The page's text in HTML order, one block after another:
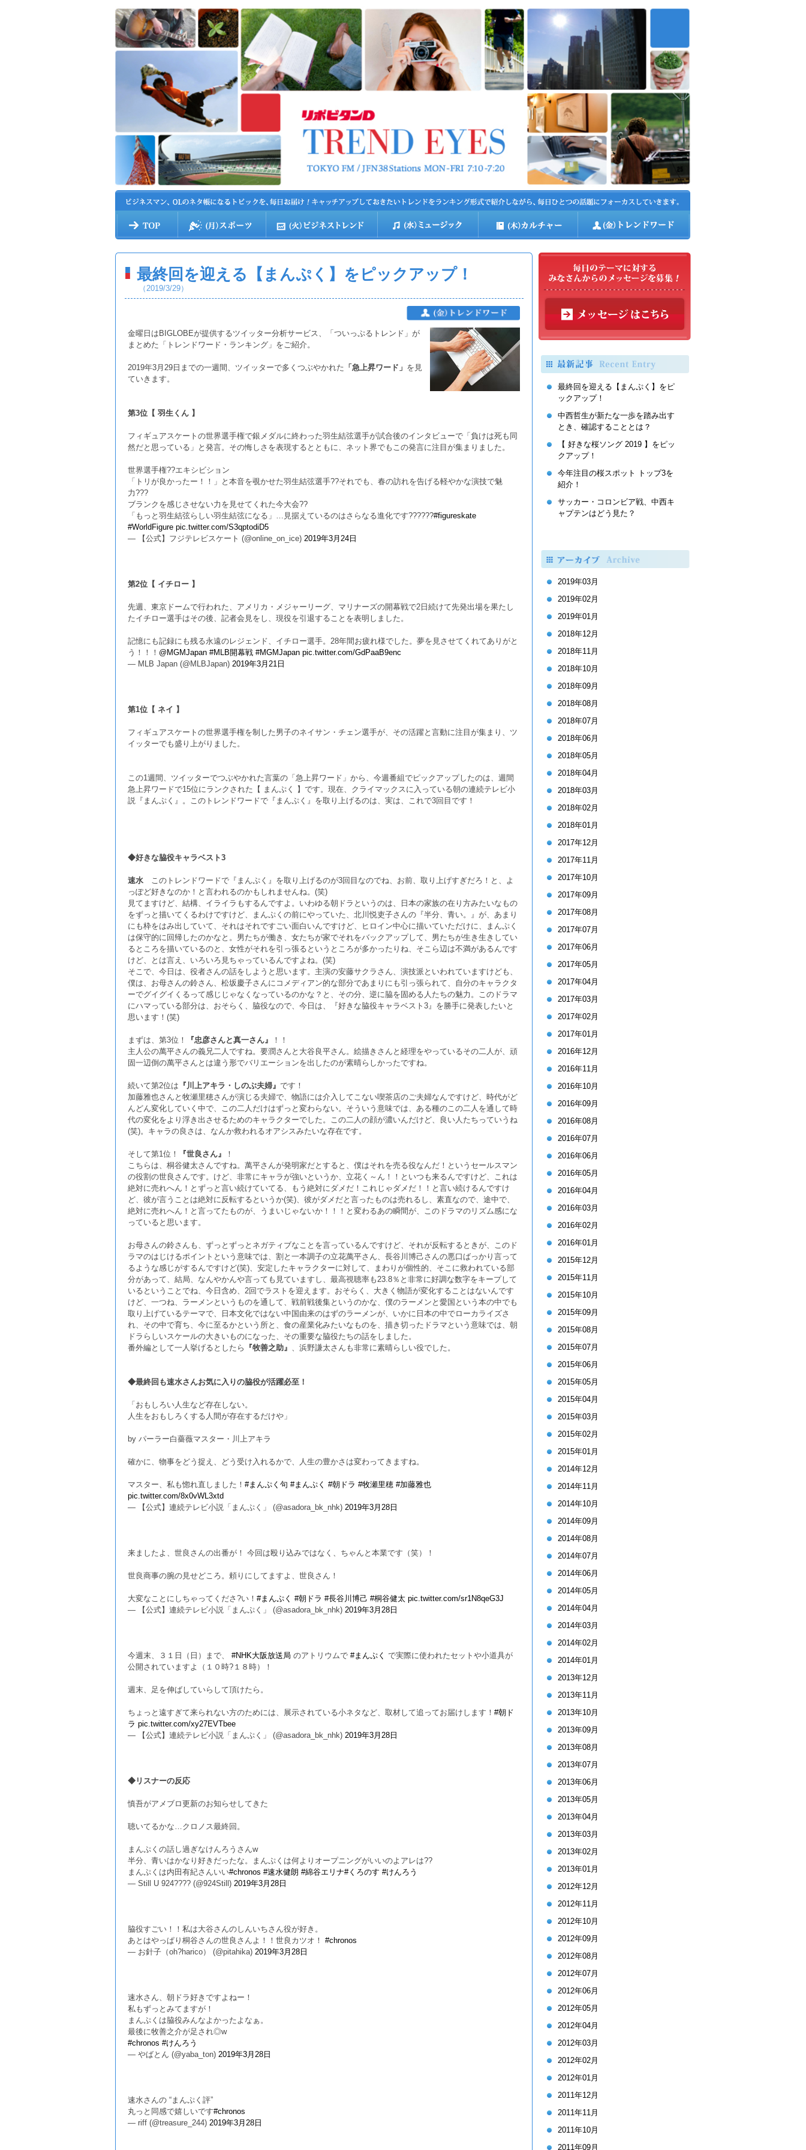
最終回を迎える【まんぷく】をピックアップ！
（2019/3/29）
金曜日はBIGLOBEが提供するツイッター分析サービス、「ついっぷるトレンド」が
まとめた「トレンドワード・ランキング」をご紹介。
2019年3月29日までの一週間、ツイッターで多くつぶやかれた 「急上昇ワード」 を見
ていきます。
第3位【 羽生くん 】
フィギュアスケートの世界選手権で銀メダルに終わった羽生結弦選手が試合後のインタビューで「負けは死も同
然だと思っている」と発言。その悔しさを表現するとともに、ネット界でもこの発言に注目が集まりました。
世界選手権??エキシビション
「トリが良かったー！！」と本音を覗かせた羽生結弦選手??それでも、春の訪れを告げる軽やかな演技で魅
力???
ブランクを感じさせない力を見せてくれた今大会??
「もっと羽生結弦らしい羽生結弦になる」…見据えているのはさらなる進化です??????#figureskate
#WorldFigure pic.twitter.com/S3qptodiD5
— 【公式】フジテレビスケート (@online_on_ice) 2019年3月24日
第2位【 イチロー 】
先週、東京ドームで行われた、アメリカ・メジャーリーグ、マリナーズの開幕戦で2日続けて先発出場を果たし
たイチロー選手はその後、記者会見をし、現役を引退することを表明しました。
記憶にも記録にも残る永遠のレジェンド、イチロー選手。28年間お疲れ様でした。夢を見させてくれてありがと
う！！！ @MGMJapan #MLB開幕戦 #MGMJapan pic.twitter.com/GdPaaB9enc
— MLB Japan (@MLBJapan) 2019年3月21日
第1位【 ネイ 】
フィギュアスケートの世界選手権を制した男子のネイサン・チェン選手が、その活躍と言動に注目が集まり、ツ
イッターでも盛り上がりました。
この1週間、ツイッターでつぶやかれた言葉の「急上昇ワード」から、今週番組でピックアップしたのは、週間
急上昇ワードで15位にランクされた【 まんぷく 】です。現在、クライマックスに入っている朝の連続テレビ小
説『まんぷく』。このトレンドワードで『まんぷく』を取り上げるのは、実は、これで3回目です！
◆好きな脇役キャラベスト3
速水 このトレンドワードで『まんぷく』を取り上げるのが3回目なのでね、お前、取り上げすぎだろ！と、よ
っぽど好きなのか！と言われるのかもしれませんね。(笑)
見てますけど、結構、イライラもするんですよ。いわゆる朝ドラというのは、日本の家族の在り方みたいなもの
をずっと描いてくるわけですけど、まんぷくの前にやっていた、北川悦吏子さんの『半分、青い。』が、あまり
にも枠をはみ出していて、それはそれですごい面白いんですけど、ヒロイン中心に描いていただけに、まんぷく
は保守的に回帰したのかなと。男たちが働き、女たちが家でそれをバックアップして、男たちが生き生きしてい
るところを描いているのと、女性がそれを引っ張るというところが多かったりね、そこら辺は不満があるんです
けど、とは言え、いろいろ見ちゃっているんですよね。(笑)
そこで、今日は、役者さんの話をしようと思います。主演の安藤サクラさん、演技派といわれていますけども、
僕は、お母さんの鈴さん、松坂慶子さんにコメディアン的な部分であまりにも引っ張られて、自分のキャラクタ
ーでグイグイくるって感じじゃなくなっているのかな？と、その分、逆に脇を固める人たちの魅力。このドラマ
にハマっている部分は、おそらく、脇役なので、今日は、『好きな脇役キャラベスト3』を勝手に発表したいと
思います！(笑)
まずは、第3位！ 『忠彦さんと真一さん』
！！
主人公の萬平さんの義兄二人ですね。要潤さんと大谷良平さん。絵描きさんと経理をやっているその二人が、頑
固一辺倒の萬平さんとは違う形でバリエーションを出したのが素晴らしかったですね。
続いて第2位は 『川上アキラ・しのぶ夫婦』 です！
加藤雅也さんと牧瀬里穂さんが演じる夫婦で、物語には介入してこない喫茶店のご夫婦なんですけど、時代がど
んどん変化していく中で、この二人だけはずっと変わらない。そういう意味では、ある種のこの二人を通して時
代の変化をより浮き出させるためのキャラクターでした。この二人の顔が濃いんだけど、良い人たちっていうね
(笑)。キャラの良さは、なんか救われるオアシスみたいな存在です。
そして第1位！ 『世良さん』
！
こちらは、桐谷健太さんですね。萬平さんが発明家だとすると、僕はそれを売る役なんだ！というセールスマン
の役割の世良さんです。けど、非常にキャラが強いというか、立花く～ん！！といつも来るんですけど、これは
絶対に売れへん！とずっと言い続けていてる、もう絶対にダメだ！これじゃダメだ！！と言い続けるんですけ
ど、彼が言うことは絶対に反転するというか(笑)、彼がダメだと言ったものは売れるし、素直なので、途中で、
絶対に売れへん！と言ってたものが、うまいじゃないか！！！と変わるあの瞬間が、このドラマのリズム感にな
っていると思います。
お母さんの鈴さんも、ずっとずっとネガティブなことを言っているんですけど、それが反転するときが、このド
ラマのはじけるポイントという意味では、割と一本調子の立花萬平さん、長谷川博己さんの悪口ばっかり言って
るような感じがするんですけど(笑)、安定したキャラクターに対して、まわりが個性的、そこに救われている部
分があって、結局、なんやかんや言っても見ていますし、最高視聴率も23.8％と非常に好調な数字をキープして
いるということでね、今日含め、2回でラストを迎えます。おそらく、大きく物語が変化することはないんです
けど、一つね、ラーメンというものを通して、戦前戦後集というのかな、僕のラーメンと愛国という本の中でも
取り上げているテーマで、日本文化ではない中国由来のはずのラーメンが、いかに日本の中でローカライズさ
れ、その中で育ち、今に至るかという所と、食の産業化みたいなものを、描き切ったドラマという意味では、朝
ドラらしいスケールの大きいものになった、その重要な脇役たちの話をしました。
番外編として一人挙げるとしたら
『牧善之助』 、浜野謙太さんも非常に素晴らしい役でした。
◆最終回も速水さんお気に入りの脇役が活躍必至！
「おもしろい人生など存在しない。
人生をおもしろくする人間が存在するだけや」
by パーラー白薔薇マスター・川上アキラ
確かに、物事をどう捉え、どう受け入れるかで、人生の豊かさは変わってきますね。
マスター、私も惚れ直しました！ #まんぷく句 #まんぷく #朝ドラ #牧瀬里穂 #加藤雅也
pic.twitter.com/8x0vWL3xtd
— 【公式】連続テレビ小説「まんぷく」 (@asadora_bk_nhk) 2019年3月28日
来ましたよ、世良さんの出番が！ 今回は殴り込みではなく、ちゃんと本業です（笑）！
世良商事の腕の見せどころ。頼りにしてますよ、世良さん！
大変なことにしちゃってくださ?い！ #まんぷく #朝ドラ #長谷川博己 #桐谷健太 pic.twitter.com/sr1N8qeG3J
— 【公式】連続テレビ小説「まんぷく」 (@asadora_bk_nhk) 2019年3月28日
今週末、３１日（日）まで、 #NHK大阪放送局 のアトリウムで #まんぷく で実際に使われたセットや小道具が
公開されていますよ（１０時?１８時）！
週末、足を伸ばしていらして頂けたら。
ちょっと遠すぎて来られない方のためには、展示されている小ネタなど、取材して追ってお届けします！ #朝ド
ラ pic.twitter.com/xy27EVTbee
— 【公式】連続テレビ小説「まんぷく」 (@asadora_bk_nhk) 2019年3月28日
◆リスナーの反応
慎吾がアメブロ更新のお知らせしてきた
聴いてるかな…クロノス最終回。
まんぷくの話し過ぎなけんろうさんw
半分、青いはかなり好きだったな。まんぷくは何よりオープニングがいいのよアレは??
まんぷくは内田有紀さんいい#chronos #速水健朗 #綿谷エリナ#くろのす #けんろう
— Still U 924???? (@924Still) 2019年3月28日
脇役すごい！！私は大谷さんのしんいちさん役が好き。
あとはやっぱり桐谷さんの世良さんよ！！世良カツオ！ #chronos
— お針子（oh?harico） (@pitahika) 2019年3月28日
速水さん、朝ドラ好きですよねー！
私もずっとみてますが！
まんぷくは脇役みんなよかったよなぁ。
最後に牧善之介が足され◎w
#chronos #けんろう
— やばとん (@yaba_ton) 2019年3月28日
速水さんの “まんぷく評”
丸っと同感で嬉しいです#chronos
— riff (@treasure_244) 2019年3月28日
最終回を迎える【まんぷく】をピ
ックアップ！
中西哲生が新たな一歩を踏み出す
とき、確認することとは？
【 好きな桜ソング 2019 】をピッ
クアップ！
今年注目の桜スポット トップ3を
紹介！
サッカー・コロンビア戦、中西キ
ャプテンはどう見た？
2019年03月
2019年02月
2019年01月
2018年12月
2018年11月
2018年10月
2018年09月
2018年08月
2018年07月
2018年06月
2018年05月
2018年04月
2018年03月
2018年02月
2018年01月
2017年12月
2017年11月
2017年10月
2017年09月
2017年08月
2017年07月
2017年06月
2017年05月
2017年04月
2017年03月
2017年02月
2017年01月
2016年12月
2016年11月
2016年10月
2016年09月
2016年08月
2016年07月
2016年06月
2016年05月
2016年04月
2016年03月
2016年02月
2016年01月
2015年12月
2015年11月
2015年10月
2015年09月
2015年08月
2015年07月
2015年06月
2015年05月
2015年04月
2015年03月
2015年02月
2015年01月
2014年12月
2014年11月
2014年10月
2014年09月
2014年08月
2014年07月
2014年06月
2014年05月
2014年04月
2014年03月
2014年02月
2014年01月
2013年12月
2013年11月
2013年10月
2013年09月
2013年08月
2013年07月
2013年06月
2013年05月
2013年04月
2013年03月
2013年02月
2013年01月
2012年12月
2012年11月
2012年10月
2012年09月
2012年08月
2012年07月
2012年06月
2012年05月
2012年04月
2012年03月
2012年02月
2012年01月
2011年12月
2011年11月
2011年10月
2011年09月